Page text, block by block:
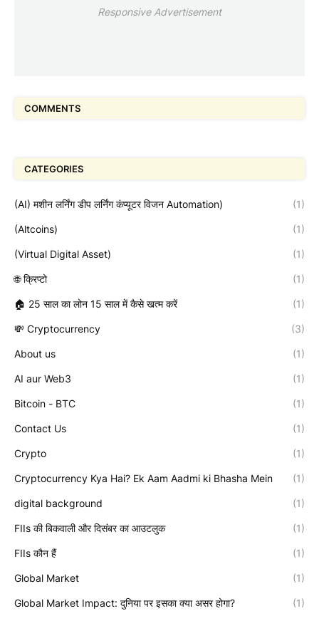
Responsive Advertisement
COMMENTS
CATEGORIES
(AI) मशीन लर्निंग डीप लर्निंग कंप्यूटर विजन Automation) (1)
(Altcoins) (1)
(Virtual Digital Asset) (1)
🌐 क्रिप्टो (1)
🏠 25 साल का लोन 15 साल में कैसे खत्म करें (1)
💸 Cryptocurrency (3)
About us (1)
AI aur Web3 (1)
Bitcoin - BTC (1)
Contact Us (1)
Crypto (1)
Cryptocurrency Kya Hai? Ek Aam Aadmi ki Bhasha Mein (1)
digital background (1)
FIIs की बिकवाली और दिसंबर का आउटलुक (1)
FIIs कौन हैं (1)
Global Market (1)
Global Market Impact: दुनिया पर इसका क्या असर होगा? (1)